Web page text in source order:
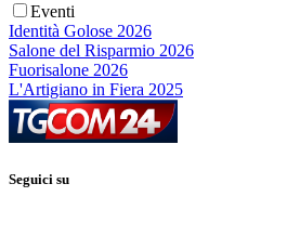
Eventi
Identità Golose 2026
Salone del Risparmio 2026
Fuorisalone 2026
L'Artigiano in Fiera 2025
Seguici su